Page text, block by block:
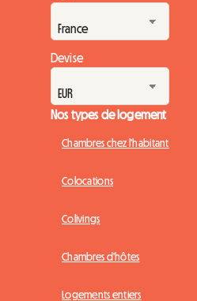
Devise
Nos types de logement
Chambres chez l'habitant
Colocations
Colivings
Chambres d'hôtes
Logements entiers